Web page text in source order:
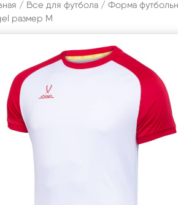
/ Все для футбола / Форма
размер M